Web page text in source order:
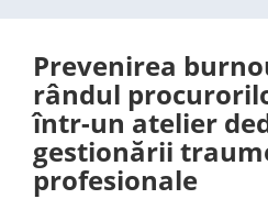
Prevenirea
rândul
într-un atelier
gestionării
profesionale